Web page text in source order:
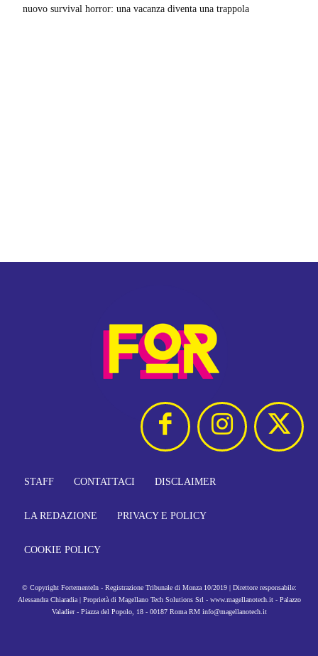
nuovo survival horror: una vacanza diventa una trappola
STAFF CONTATTACI DISCLAIMER
LA REDAZIONE PRIVACY E POLICY
COOKIE POLICY
© Copyright FortementeIn - Registrazione Tribunale di Monza 10/2019 | Direttore responsabile:
Alessandra Chiaradia | Proprietà di Magellano Tech Solutions Srl - www.magellanotech.it - Palazzo
Valadier - Piazza del Popolo, 18 - 00187 Roma RM info@magellanotech.it